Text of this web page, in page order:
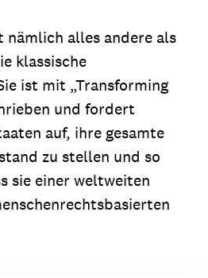
nämlich alles andere als
klassische
ist mit „Transforming
und fordert
auf, ihre gesamte
zu stellen und so
sie einer weltweiten